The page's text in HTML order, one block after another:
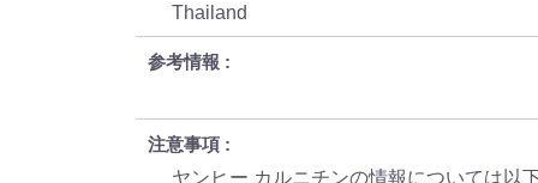
Thailand
参考情報
注意事項
ヤンヒー カルニチンの情報については以